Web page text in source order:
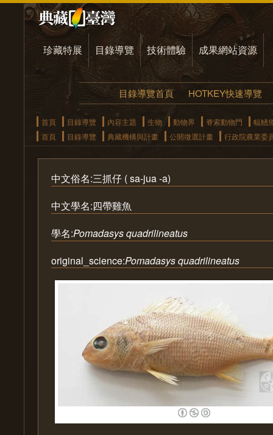
珍藏特展 目錄導覽 技術體驗 成果網站資源
目錄導覽首頁 HOTKEY快速導覽
首頁 目錄導覽 內容主題 生物 動物界 脊索動物門
輻鰭
首頁
目錄導覽 典藏機構與計畫 公開徵選計畫 行政院農業委
中文俗名:三抓仔 ( sa-jua -a)
中文學名:四帶雞魚
學名:Pomadasys quadrilineatus
original_science:Pomadasys quadrilineatus